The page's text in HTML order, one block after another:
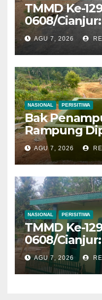
TMMD Ke-
0608/
Kampung RT
100 Persen,
Mulai
AGU 7, 2026
NASIONAL PERISITIWA
Bak
Rampung
Progres
129 Kodim
Mencapai 98
AGU 7, 2026
NASIONAL PERISITIWA
TMMD Ke-
0608/
Penuh
Bapak
Semakin
AGU 7, 2026